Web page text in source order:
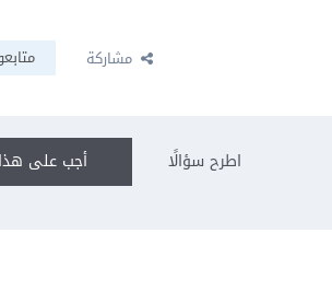
مشاركة
أجب على اطرح سؤالًا